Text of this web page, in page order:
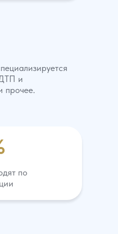
и
прочее.
по